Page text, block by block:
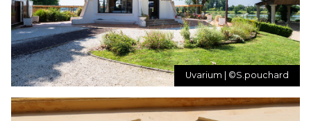
Uvarium | ©S.pouchard